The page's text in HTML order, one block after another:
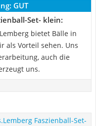
GUT
Set- klein:
bietet Bälle in
als Vorteil sehen. Uns
auch die
uns.
Faszienball-Set-